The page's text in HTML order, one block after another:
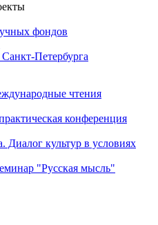
фондов
Петербурга
чтения
конференция
Диалог культур в условиях
"Русская мысль"